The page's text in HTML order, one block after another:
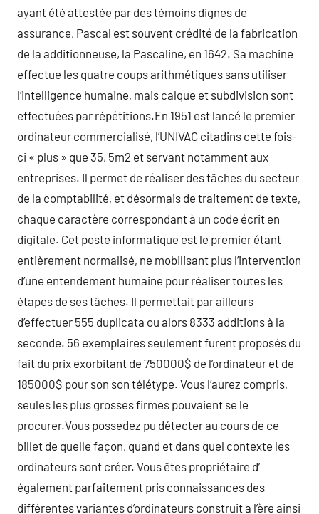
ayant été attestée par des témoins dignes de
assurance, Pascal est souvent crédité de la fabrication
de la additionneuse, la Pascaline, en 1642. Sa machine
effectue les quatre coups arithmétiques sans utiliser
l’intelligence humaine, mais calque et subdivision sont
effectuées par répétitions.En 1951 est lancé le premier
ordinateur commercialisé, l’UNIVAC citadins cette fois-
ci « plus » que 35, 5m2 et servant notamment aux
entreprises. Il permet de réaliser des tâches du secteur
de la comptabilité, et désormais de traitement de texte,
chaque caractère correspondant à un code écrit en
digitale. Cet poste informatique est le premier étant
entièrement normalisé, ne mobilisant plus l’intervention
d’une entendement humaine pour réaliser toutes les
étapes de ses tâches. Il permettait par ailleurs
d’effectuer 555 duplicata ou alors 8333 additions à la
seconde. 56 exemplaires seulement furent proposés du
fait du prix exorbitant de 750000$ de l’ordinateur et de
185000$ pour son son télétype. Vous l’aurez compris,
seules les plus grosses firmes pouvaient se le
procurer.Vous possedez pu détecter au cours de ce
billet de quelle façon, quand et dans quel contexte les
ordinateurs sont créer. Vous êtes propriétaire d’
également parfaitement pris connaissances des
différentes variantes d’ordinateurs construit a l’ère ainsi